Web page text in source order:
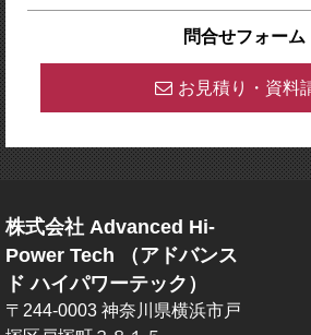
問合せフォーム
お見積り・資料
株式会社 Advanced Hi-
Power Tech （アドバンス
ド ハイパワーテック）
〒244-0003 神奈川県横浜市戸